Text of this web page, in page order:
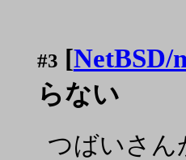
#3 [NetBSD/
らない
つばいさん